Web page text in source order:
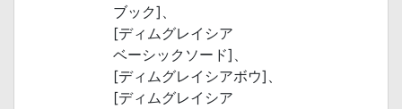
ブック]、
[ディムグレイシア
ベーシックソード]、
[ディムグレイシアボウ]、
[ディムグレイシア